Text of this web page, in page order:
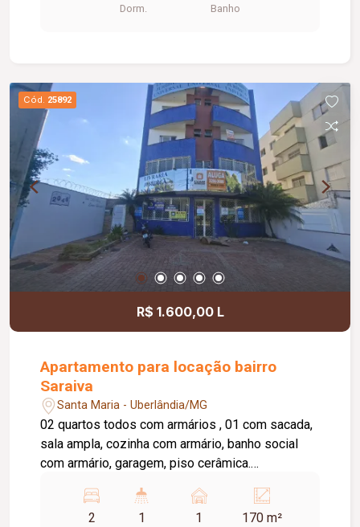
Dorm. Banho
Cód. 25892
R$ 1.600,00 L
Apartamento para locação bairro
Saraiva
Santa Maria - Uberlândia/MG
02 quartos todos com armários , 01 com sacada,
sala ampla, cozinha com armário, banho social
com armário, garagem, piso cerâmica.
2 1 1 170 m²